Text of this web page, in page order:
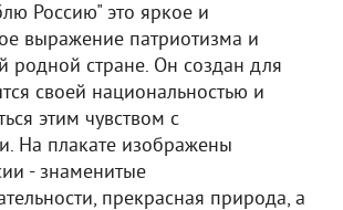
Россию" это яркое и
выражение патриотизма и
родной стране. Он создан для
своей национальностью и
этим чувством с
На плакате изображены
- знаменитые
прекрасная природа, а